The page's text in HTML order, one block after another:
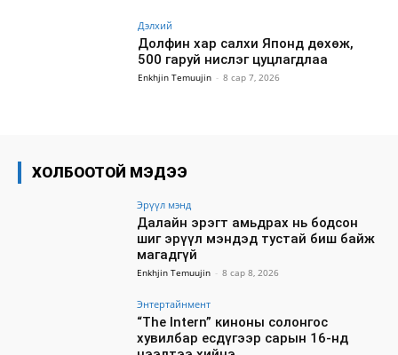
Дэлхий
Долфин хар салхи Японд дөхөж,
500 гаруй нислэг цуцлагдлаа
Enkhjin Temuujin - 8 сар 7, 2026
ХОЛБООТОЙ МЭДЭЭ
Эрүүл мэнд
Далайн эрэгт амьдрах нь бодсон
шиг эрүүл мэндэд тустай биш байж
магадгүй
Enkhjin Temuujin - 8 сар 8, 2026
Энтертайнмент
“The Intern” киноны солонгос
хувилбар есдүгээр сарын 16-нд